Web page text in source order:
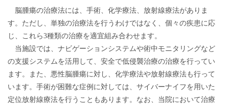
脳腫瘍の治療法には、手術、化学療法、放射線療法がありま
す。ただし、単独の治療法を行うわけではなく、個々の疾患に応
じ、これら3種類の治療を適宜組み合わせます。
当施設では、ナビゲーションシステムや術中モニタリングなど
の支援システムを活用して、安全で低侵襲治療の治療を行ってい
ます。また、悪性脳腫瘍に対し、化学療法や放射線療法も行って
います。手術が困難な症例に対しては、サイバーナイフを用いた
定位放射線療法を行うこともあります。なお、当院において治療